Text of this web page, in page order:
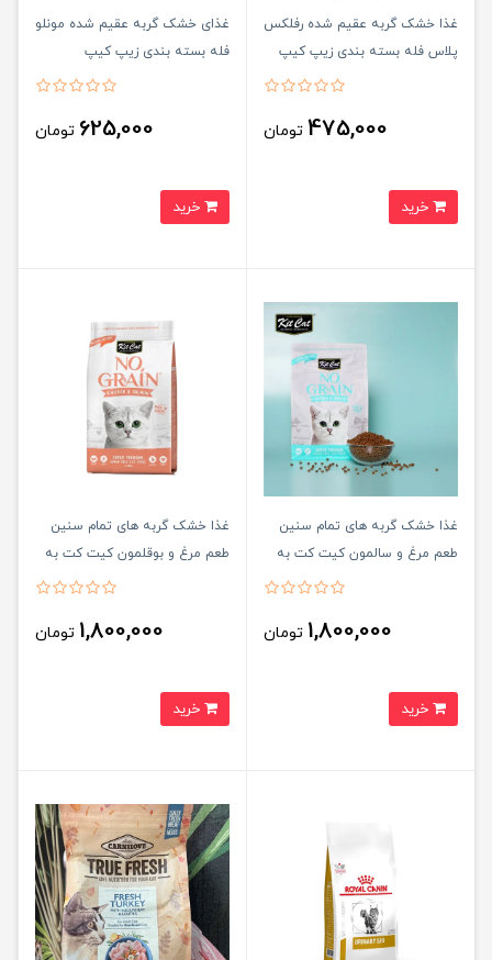
غذا خشک گربه عقیم شده رفلکس
پلاس فله بسته بندی زیپ کیپ
Reflex Plus sterilised
475,000 تومان
غذای خشک گربه عقیم شده مونلو
فله بسته بندی زیپ کیپ
monello sterilized cat food
625,000 تومان
غذا خشک گربه های تمام سنین
طعم مرغ و سالمون کیت کت به
صورت فله Kit cat super
1,800,000 تومان
غذا خشک گربه های تمام سنین
طعم مرغ و بوقلمون کیت کت به
صورت فله Kit cat super
1,800,000 تومان